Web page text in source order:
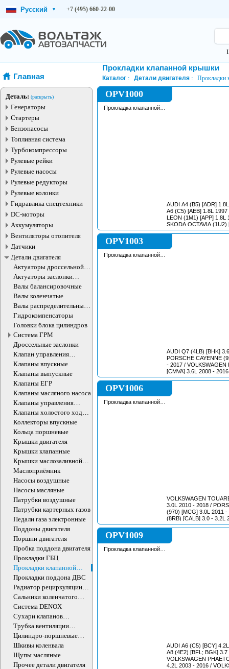
Русский ▾ +7 (495) 660-22-00
Главная
Деталь: (раскрыть)
Генераторы
Стартеры
Бензонасосы
Топливная система
Турбокомпрессоры
Рулевые рейки
Рулевые насосы
Рулевые редукторы
Рулевые колонки
Гидравлика спецтехники
DC-моторы
Аккумуляторы
Вентиляторы отопителя
Датчики
Детали двигателя
Актуаторы дроссельной
заслонки
Актуаторы заслонки
впускного коллектора
Валы балансировочные
Валы коленчатые
Валы распределительные
ДВС
Гидрокомпенсаторы
Головки блока цилиндров
Система ГРМ
Дроссельные заслонки
Клапан управления
впускного коллектора
Клапаны впускные
Клапаны выпускные
Клапаны ЕГР
Клапаны масляного насоса
Клапаны управления
впускного коллектора
Клапаны холостого хода
ДВС
Коллекторы впускные
Кольца поршневые
Крышки двигателя
Крышки клапанные
Крышки маслозаливной
горловины
Маслоприёмник
Насосы воздушные
Насосы масляные
Патрубки воздушные
Патрубки картерных газов
Педали газа электронные
Поддоны двигателя
Поршни двигателя
Пробка поддона двигателя
Прокладки ГБЦ
Прокладки клапанной
крышки
Прокладки поддона ДВС
Радиатор рециркуляции
ОГ
Сальники коленчатого
вала двигателя
Система DENOX
Сухари клапанов
впускных/выпускных
Трубка вентиляции
картера
Цилиндро-поршневые
группы ДВС
Шкивы коленвала
Щупы масляные
Прочее детали двигателя
Прокладки клапанной крышки
Каталог Детали двигателя Прокладки
OPV1000
Прокладка клапанной
AUDI A4 (B5) [ADR] 1.8L
A6 (C5) [AEB] 1.8L 1997 -
LEON (1M1) [APP] 1.8L
SKODA OCTAVIA
2010 / VOLKSWAGEN GOLF IV (1J1) [AGU]
OPV1003
Прокладка клапанной
AUDI Q7 (4LB) [BHK]
PORSCHE CAYENNE
- 2017 / VOLKSWAGEN PHAETON (3D1)
[CMVA] 3.6L 2008 - 2016 /
OPV1006
Прокладка клапанной
VOLKSWAGEN
3.0L 2010 - 2018 / PORSCHE PANAMERA
(970) [MCG] 3.0L 2011 - 2016 /
(8RB) [CALB] 3.0 - 3.2L
A8 (4HL) [CPAA;
OPV1009
Прокладка клапанной
AUDI A6 (C5) [BCY] 4.2L
A8 (4E2) [BFL; BGK] 3.7
VOLKSWAGEN
4.2L 2003 - 2016 / VOLKSWAGEN